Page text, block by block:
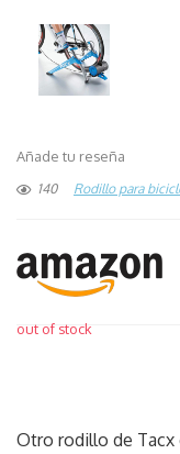
Añade tu reseña
140 Rodillo para
out of stock
Otro rodillo de Tacx